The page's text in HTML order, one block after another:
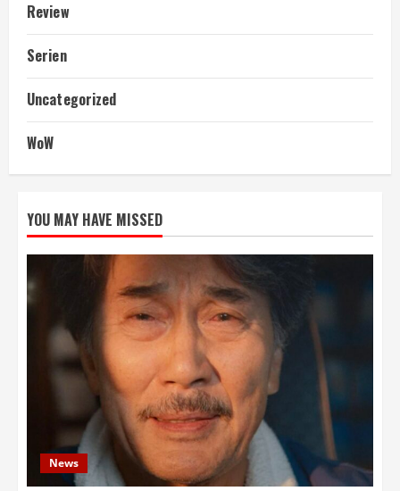
Review
Serien
Uncategorized
WoW
YOU MAY HAVE MISSED
News